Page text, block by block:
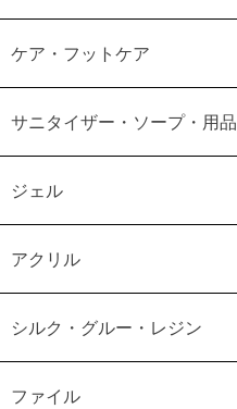
ケア・フットケア
サニタイザー・ソープ・用品
ジェル
アクリル
シルク・グルー・レジン
ファイル